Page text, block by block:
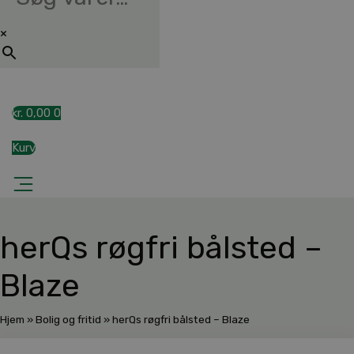
×
kr. 0,00 0
Kurv
herQs røgfri bålsted –
Blaze
Hjem »Bolig og fritid »herQs røgfri bålsted – Blaze